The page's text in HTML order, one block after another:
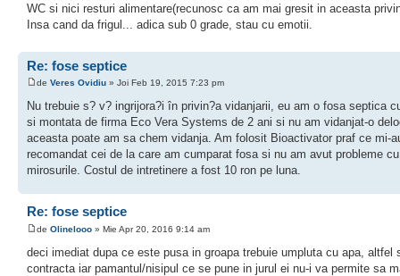
WC si nici resturi alimentare(recunosc ca am mai gresit in aceasta
Insa cand da frigul... adica sub 0 grade, stau cu emotii.
Re: fose septice
de Veres Ovidiu » Joi Feb 19, 2015 7:23 pm
Nu trebuie s? v? ingrijora?i în privin?a vidanjarii, eu am o fosa septica
si montata de firma Eco Vera Systems de 2 ani si nu am vidanjat-o
aceasta poate am sa chem vidanja. Am folosit Bioactivator praf ce mi-
recomandat cei de la care am cumparat fosa si nu am avut probleme cu
mirosurile. Costul de intretinere a fost 10 ron pe luna.
Re: fose septice
de Olinelooo » Mie Apr 20, 2016 9:14 am
deci imediat dupa ce este pusa in groapa trebuie umpluta cu apa, altfel
contracta iar pamantul/nisipul ce se pune in jurul ei nu-i va permite sa